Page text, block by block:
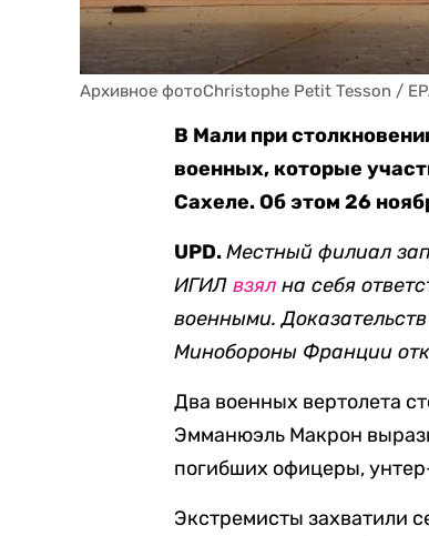
Архивное фотоChristophe Petit Tesson /
В Мали при
военных, которые
Сахеле. Об этом 26
UPD. Местный филиал
ИГИЛвзял на себя
военными.
Минобороны Франции
Два военных вертолета
Эмманюэль Макрон
погибших офицеры,
Экстремисты захватили